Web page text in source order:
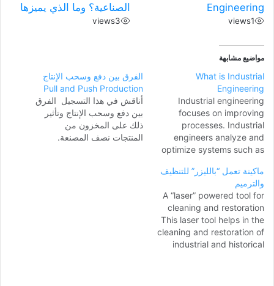
Engineering
1
views
الصناعية؟ وما الذي يميزها
3
views
مواضيع مشابهة
What is Industrial
Engineering
Industrial engineering
focuses on improving
processes. Industrial
engineers analyze and
optimize systems such as
park , boarding an
airplane, helping people at
a bank, answering calls at
a call center, as well as
manufacturing processes
الفرق بين دفع وسحب الإنتاج
Pull and Push Production
أناقش في هذا التسجيل الفرق
بين دفع وسحب الإنتاج وتأثير
ذلك على المخزون من
المنتجات نصف المصنعة.
ماكينة تعمل “بالليزر” للتنظيف
والترميم
A “laser” powered tool for
cleaning and restoration
This laser tool helps in the
cleaning and restoration of
industrial and historical